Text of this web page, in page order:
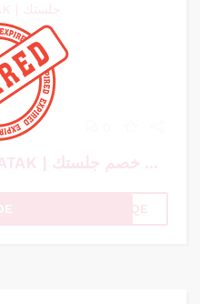
كود خصم جلستك | JALSATAK | كوبون خصم جلستك
VNQE